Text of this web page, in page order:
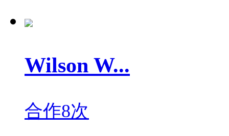
Wilson W...
合作8次